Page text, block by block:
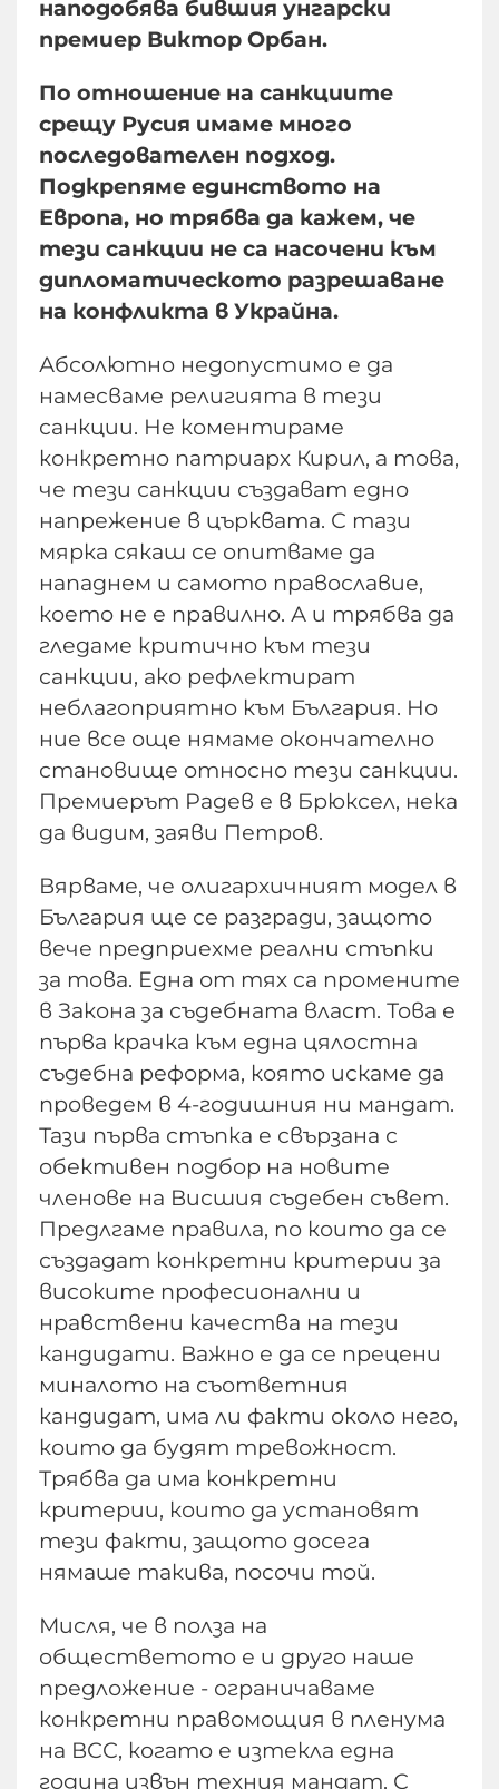
наподобява бившия унгарски
премиер Виктор Орбан.
По отношение на санкциите
срещу Русия имаме много
последователен подход.
Подкрепяме единството на
Европа, но трябва да кажем, че
тези санкции не са насочени към
дипломатическото разрешаване
на конфликта в Украйна.
Абсолютно недопустимо е да
намесваме религията в тези
санкции. Не коментираме
конкретно патриарх Кирил, а това,
че тези санкции създават едно
напрежение в църквата. С тази
мярка сякаш се опитваме да
нападнем и самото православие,
което не е правилно. А и трябва да
гледаме критично към тези
санкции, ако рефлектират
неблагоприятно към България. Но
ние все още нямаме окончателно
становище относно тези санкции.
Премиерът Радев е в Брюксел, нека
да видим, заяви Петров.
Вярваме, че олигархичният модел в
България ще се разгради, защото
вече предприехме реални стъпки
за това. Една от тях са промените
в Закона за съдебната власт. Това е
първа крачка към една цялостна
съдебна реформа, която искаме да
проведем в 4-годишния ни мандат.
Тази първа стъпка е свързана с
обективен подбор на новите
членове на Висшия съдебен съвет.
Предлгаме правила, по които да се
създадат конкретни критерии за
високите професионални и
нравствени качества на тези
кандидати. Важно е да се прецени
миналото на съответния
кандидат, има ли факти около него,
които да будят тревожност.
Трябва да има конкретни
критерии, които да установят
тези факти, защото досега
нямаше такива, посочи той.
Мисля, че в полза на
обществетото е и друго наше
предложение - ограничаваме
конкретни правомощия в пленума
на ВСС, когато е изтекла една
година извън техния мандат. С